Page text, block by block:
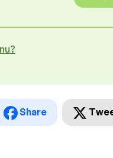
Share